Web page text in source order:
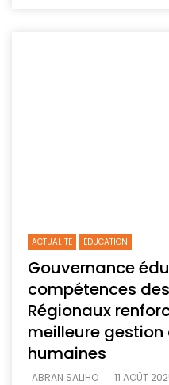
ACTUALITE EDUCATION
Gouvernance
compétences
Régionaux
meilleure gestion
humaines
ABRAN SALIHO
11 AOÛT